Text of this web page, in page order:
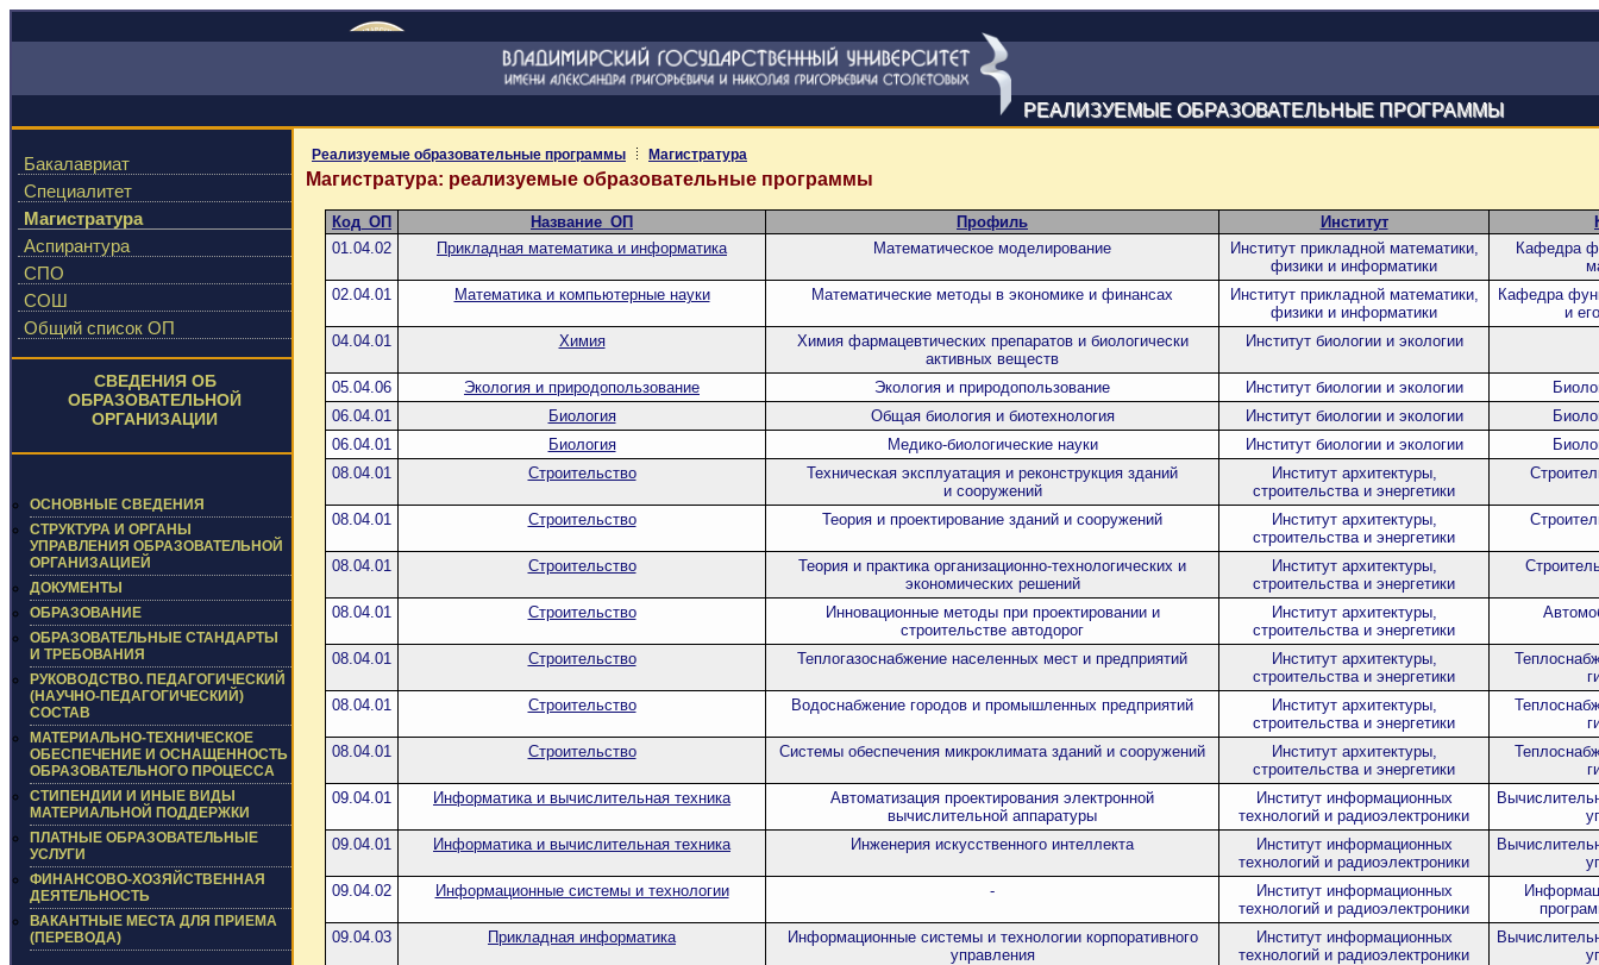
РЕАЛИЗУЕМЫЕ ОБРАЗОВАТЕЛЬНЫЕ ПРОГРАММЫ
Бакалавриат
Специалитет
Магистратура
Аспирантура
СПО
СОШ
Общий список ОП
СВЕДЕНИЯ ОБ
ОБРАЗОВАТЕЛЬНОЙ
ОРГАНИЗАЦИИ
ОСНОВНЫЕ СВЕДЕНИЯ
СТРУКТУРА И ОРГАНЫ
УПРАВЛЕНИЯ ОБРАЗОВАТЕЛЬНОЙ
ОРГАНИЗАЦИЕЙ
ДОКУМЕНТЫ
ОБРАЗОВАНИЕ
ОБРАЗОВАТЕЛЬНЫЕ СТАНДАРТЫ
И ТРЕБОВАНИЯ
РУКОВОДСТВО. ПЕДАГОГИЧЕСКИЙ
(НАУЧНО-ПЕДАГОГИЧЕСКИЙ)
СОСТАВ
МАТЕРИАЛЬНО-ТЕХНИЧЕСКОЕ
ОБЕСПЕЧЕНИЕ И ОСНАЩЕННОСТЬ
ОБРАЗОВАТЕЛЬНОГО ПРОЦЕССА
СТИПЕНДИИ И ИНЫЕ ВИДЫ
МАТЕРИАЛЬНОЙ ПОДДЕРЖКИ
ПЛАТНЫЕ ОБРАЗОВАТЕЛЬНЫЕ
УСЛУГИ
ФИНАНСОВО-ХОЗЯЙСТВЕННАЯ
ДЕЯТЕЛЬНОСТЬ
ВАКАНТНЫЕ МЕСТА ДЛЯ ПРИЕМА
(ПЕРЕВОДА)
Реализуемые образовательные программы Магистратура
Магистратура: реализуемые образовательные программы
Код_ОП Название_ОП Профиль Институт
01.04.02
Прикладная математика и информатика Математическое моделирование
Институт прикладной математики,
физики и информатики
Кафедра
02.04.01
Математика и компьютерные науки Математические методы в экономике и финансах
Институт прикладной математики,
физики и информатики
Кафедра
и
04.04.01
Химия
Химия фармацевтических препаратов и биологически
активных веществ
Институт биологии и экологии
05.04.06 Экология и природопользование Экология и природопользование Институт биологии и экологии
06.04.01
Биология Общая биология и биотехнология Институт биологии и экологии
06.04.01
Биология Медико-биологические науки Институт биологии и экологии
08.04.01
Строительство
Техническая эксплуатация и реконструкция зданий
и сооружений
Институт архитектуры,
строительства и энергетики
08.04.01 Строительство Теория и проектирование зданий и сооружений
Институт архитектуры,
строительства и энергетики
08.04.01 Строительство
Теория и практика организационно-технологических и
экономических решений
Институт архитектуры,
строительства и энергетики
08.04.01 Строительство
Инновационные методы при проектировании и
строительстве автодорог
Институт архитектуры,
строительства и энергетики
08.04.01 Строительство Теплогазоснабжение населенных мест и предприятий
Институт архитектуры,
строительства и энергетики
08.04.01
Строительство Водоснабжение городов и промышленных предприятий
Институт архитектуры,
строительства и энергетики
08.04.01
Строительство Системы обеспечения микроклимата зданий и сооружений
Институт архитектуры,
строительства и энергетики
09.04.01
Информатика и вычислительная техника
Автоматизация проектирования электронной
вычислительной аппаратуры
Институт информационных
технологий и радиоэлектроники
09.04.01
Информатика и вычислительная техника Инженерия искусственного интеллекта
Институт информационных
технологий и радиоэлектроники
09.04.02
Информационные системы и технологии -
Институт информационных
технологий и радиоэлектроники
09.04.03
Прикладная информатика
Информационные системы и технологии корпоративного
управления
Институт информационных
технологий и радиоэлектроники